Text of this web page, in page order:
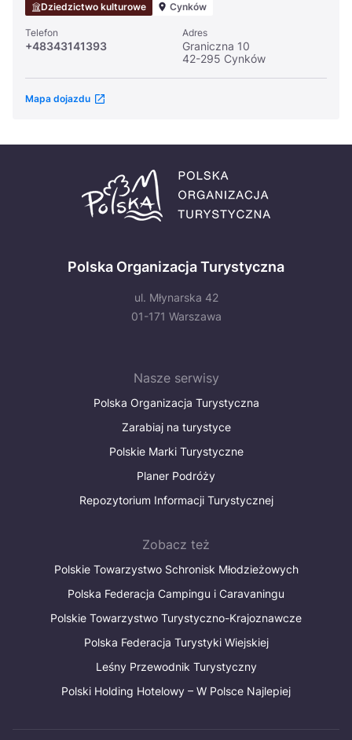
Dziedzictwo kulturowe Cynków
Telefon
+48343141393
Adres
Graniczna 10
42-295 Cynków
Mapa dojazdu
Polska Organizacja Turystyczna
ul. Młynarska 42
01-171 Warszawa
Nasze serwisy
Polska Organizacja Turystyczna
Zarabiaj na turystyce
Polskie Marki Turystyczne
Planer Podróży
Repozytorium Informacji Turystycznej
Zobacz też
Polskie Towarzystwo Schronisk Młodzieżowych
Polska Federacja Campingu i Caravaningu
Polskie Towarzystwo Turystyczno-Krajoznawcze
Polska Federacja Turystyki Wiejskiej
Leśny Przewodnik Turystyczny
Polski Holding Hotelowy – W Polsce Najlepiej